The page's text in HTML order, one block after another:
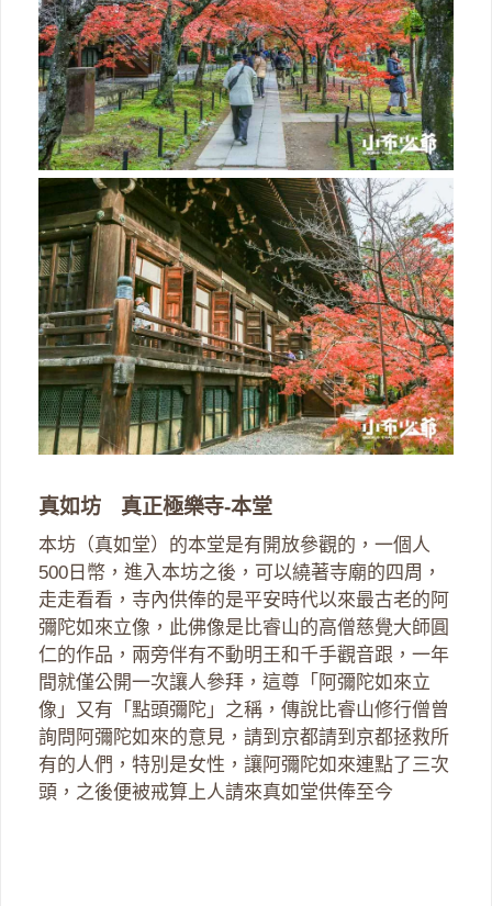
真如坊 真正極樂寺-本堂
本坊（真如堂）的本堂是有開放參觀的，一個人
500日幣，進入本坊之後，可以繞著寺廟的四周，
走走看看，寺內供俸的是平安時代以來最古老的阿
彌陀如來立像，此佛像是比睿山的高僧慈覺大師圓
仁的作品，兩旁伴有不動明王和千手觀音跟，一年
間就僅公開一次讓人參拜，這尊「阿彌陀如來立
像」又有「點頭彌陀」之稱，傳說比睿山修行僧曾
詢問阿彌陀如來的意見，請到京都請到京都拯救所
有的人們，特別是女性，讓阿彌陀如來連點了三次
頭，之後便被戒算上人請來真如堂供俸至今